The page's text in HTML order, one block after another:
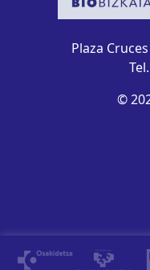
Plaza
©